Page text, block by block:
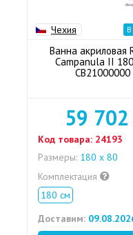
Чехия
Ванна акриловая
Campanula II
CB21000000
59 702
Код товара: 24193
Размеры: 180 x 80
Комплектация
180 см
Доставим: